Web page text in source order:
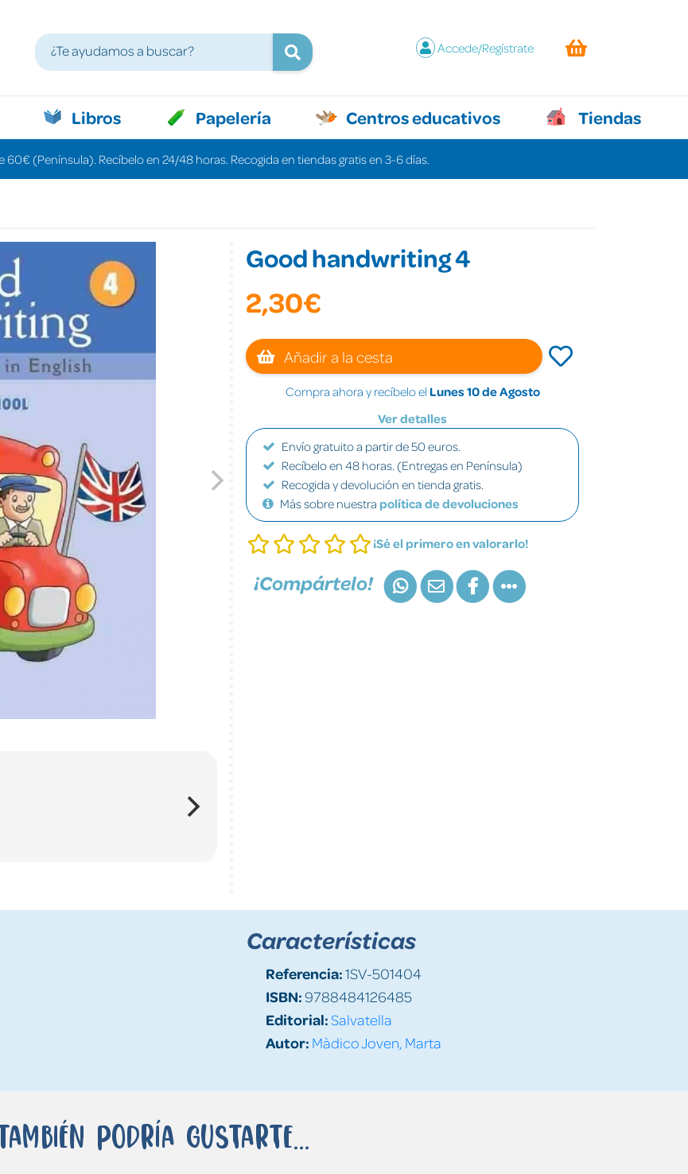
Accede/Regístrate
Libros Papelería Centros educativos Tiendas
60€ (Península). Recíbelo en 24/48 horas. Recogida en tiendas gratis en 3-6 días.
Good handwriting 4
2,30€
Añadir a la cesta
Compra ahora y recíbelo el Lunes 10 de Agosto
Ver detalles
Envío gratuito a partir de 50 euros.
Recíbelo en 48 horas. (Entregas en Península)
Recogida y devolución en tienda gratis.
Más sobre nuestra política de devoluciones
¡Sé el primero en valorarlo!
¡Compártelo!
Características
Referencia:1SV-501404
ISBN:9788484126485
Editorial:Salvatella
Autor: Màdico Joven, Marta
podría gustarte...